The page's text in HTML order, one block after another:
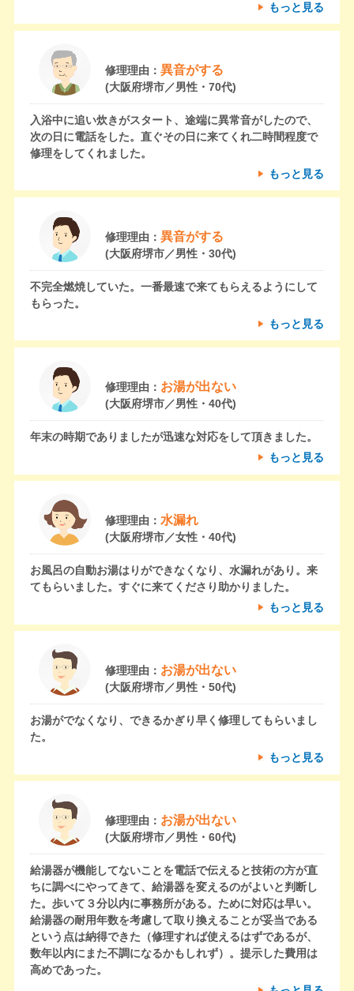
もっと見る
修理理由： 異音がする
(大阪府堺市／男性・70代)
入浴中に追い炊きがスタート、途端に異常音がしたので、
次の日に電話をした。直ぐその日に来てくれ二時間程度で
修理をしてくれました。
もっと見る
修理理由： 異音がする
(大阪府堺市／男性・30代)
不完全燃焼していた。一番最速で来てもらえるようにして
もらった。
もっと見る
修理理由： お湯が出ない
(大阪府堺市／男性・40代)
年末の時期でありましたが迅速な対応をして頂きました。
もっと見る
修理理由： 水漏れ
(大阪府堺市／女性・40代)
お風呂の自動お湯はりができなくなり、水漏れがあり。来
てもらいました。すぐに来てくださり助かりました。
もっと見る
修理理由： お湯が出ない
(大阪府堺市／男性・50代)
お湯がでなくなり、できるかぎり早く修理してもらいまし
た。
もっと見る
修理理由： お湯が出ない
(大阪府堺市／男性・60代)
給湯器が機能してないことを電話で伝えると技術の方が直
ちに調べにやってきて、給湯器を変えるのがよいと判断し
た。歩いて３分以内に事務所がある。ために対応は早い。
給湯器の耐用年数を考慮して取り換えることが妥当である
という点は納得できた（修理すれば使えるはずであるが、
数年以内にまた不調になるかもしれず）。提示した費用は
高めであった。